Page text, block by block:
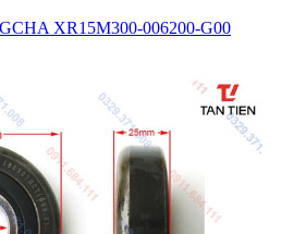
XR15M300-006200-G00